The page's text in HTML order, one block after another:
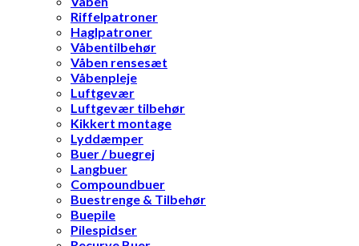
Riffelpatroner
Haglpatroner
Våbentilbehør
Våben rensesæt
Våbenpleje
Luftgevær
Luftgevær tilbehør
Kikkert montage
Lyddæmper
Buer / buegrej
Langbuer
Compoundbuer
Buestrenge & Tilbehør
Buepile
Pilespidser